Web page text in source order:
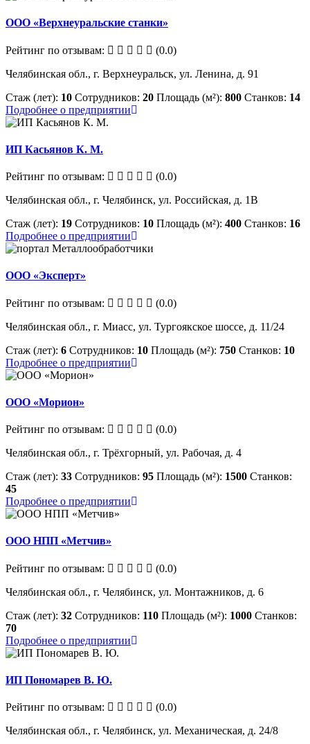
ООО «Верхнеуральские станки»
Рейтинг по отзывам:
(0.0)
Челябинская обл., г. Верхнеуральск, ул. Ленина, д. 91
Стаж (лет): 10 Сотрудников: 20 Площадь (м²): 800 Станков: 14
Подробнее о предприятии
ИП Касьянов К. М.
Рейтинг по отзывам:
(0.0)
Челябинская обл., г. Челябинск, ул. Российская, д. 1В
Стаж (лет): 19 Сотрудников: 10 Площадь (м²): 400 Станков: 16
Подробнее о предприятии
ООО «Эксперт»
Рейтинг по отзывам:
(0.0)
Челябинская обл., г. Миасс, ул. Тургоякское шоссе, д. 11/24
Стаж (лет): 6 Сотрудников: 10 Площадь (м²): 750 Станков: 10
Подробнее о предприятии
ООО «Морион»
Рейтинг по отзывам:
(0.0)
Челябинская обл., г. Трёхгорный, ул. Рабочая, д. 4
Стаж (лет): 33 Сотрудников: 95 Площадь (м²): 1500 Станков:
45
Подробнее о предприятии
ООО НПП «Метчив»
Рейтинг по отзывам:
(0.0)
Челябинская обл., г. Челябинск, ул. Монтажников, д. 6
Стаж (лет): 32 Сотрудников: 110 Площадь (м²): 1000 Станков:
70
Подробнее о предприятии
ИП Пономарев В. Ю.
Рейтинг по отзывам:
(0.0)
Челябинская обл., г. Челябинск, ул. Механическая, д. 24/8